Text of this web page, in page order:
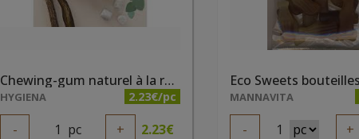
Chewing-gum naturel à la réglisse et eucalyptus 24x21g True Gum
HYGIENA 2.23€/pc
- 1 pc + 2.23€
MANNAVITA
- 1 +